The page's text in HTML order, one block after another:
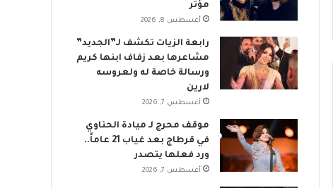
مؤثر
أغسطس 8, 2026
رابعة الزيات تكشف لـ”الجديد”
مشاعرها بعد زفاف ابنها كريم
ورسالة خاصة له ولعروسه
لارين
أغسطس 7, 2026
موقف محرج لـ ميادة الحناوي
في قرطاج بعد غياب 21 عاماً..
ورد فعلها يتصدر
أغسطس 7, 2026